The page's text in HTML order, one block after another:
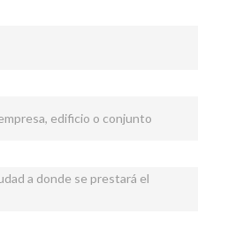
edificio o conjunto
a donde se prestará el